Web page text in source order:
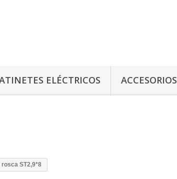
ELÉCTRICOS ACCESORIOS
rosca ST2,9*8